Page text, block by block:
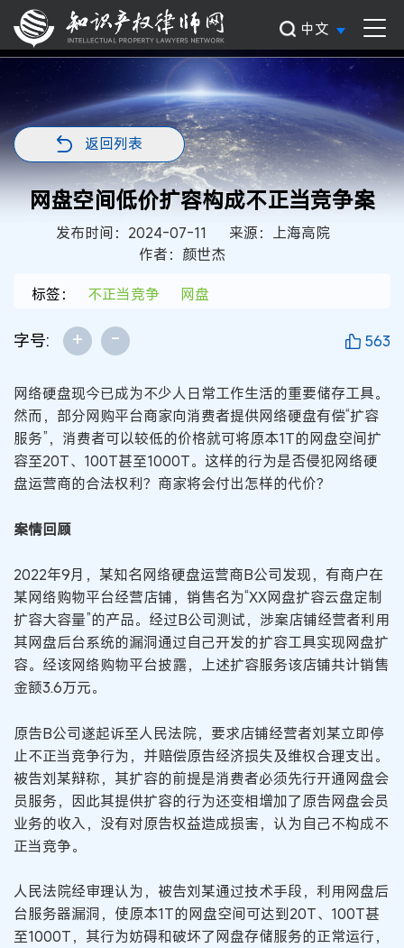
中文
返回列表
网盘空间低价扩容构成不正当竞争案
发布时间：2024-07-11
来源：上海高院
作者：颜世杰
标签：
不正当竞争 网盘
字号: + - 563
网络硬盘现今已成为不少人日常工作生活的重要储存工具。
然而，部分网购平台商家向消费者提供网络硬盘有偿“扩容
服务”，消费者可以较低的价格就可将原本1T的网盘空间扩
容至20T、100T甚至1000T。这样的行为是否侵犯网络硬
盘运营商的合法权利？商家将会付出怎样的代价？
案情回顾
2022年9月，某知名网络硬盘运营商B公司发现，有商户在
某网络购物平台经营店铺，销售名为“XX网盘扩容云盘定制
扩容大容量”的产品。经过B公司测试，涉案店铺经营者利用
其网盘后台系统的漏洞通过自己开发的扩容工具实现网盘扩
容。经该网络购物平台披露，上述扩容服务该店铺共计销售
金额3.6万元。
原告B公司遂起诉至人民法院，要求店铺经营者刘某立即停
止不正当竞争行为，并赔偿原告经济损失及维权合理支出。
被告刘某辩称，其扩容的前提是消费者必须先行开通网盘会
员服务，因此其提供扩容的行为还变相增加了原告网盘会员
业务的收入，没有对原告权益造成损害，认为自己不构成不
正当竞争。
人民法院经审理认为，被告刘某通过技术手段，利用网盘后
台服务器漏洞，使原本1T的网盘空间可达到20T、100T甚
至1000T，其行为妨碍和破坏了网盘存储服务的正常运行，